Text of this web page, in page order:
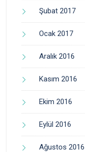
Şubat 2017
Ocak 2017
Aralık 2016
Kasım 2016
Ekim 2016
Eylül 2016
Ağustos 2016